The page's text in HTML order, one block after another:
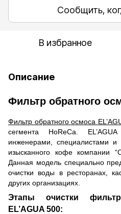
Сообщить,
В избранное
Описание
Фильтр обратного
Фильтр обратного осмоса
сегмента HoReCa.
инженерами, специалистами
изысканного кофе компании
Данная модель специально
очистки воды в ресторанах,
других организациях.
Этапы очистки
EL’AGUA 500: